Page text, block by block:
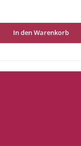
In den Warenkorb